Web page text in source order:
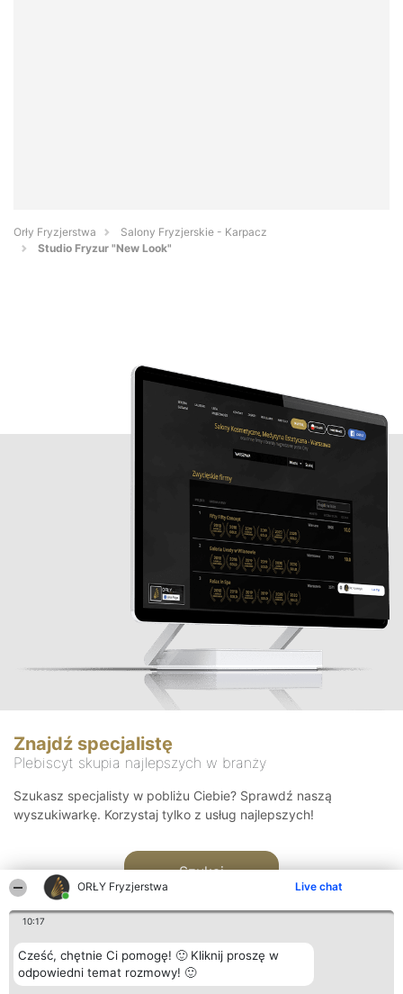
ORŁY Fryzjerstwa Live chat
10:17
Cześć, chętnie Ci pomogę! 🙂 Kliknij proszę w
odpowiedni temat rozmowy! 🙂
Orły Fryzjerstwa
Salony Fryzjerskie - Karpacz
Studio Fryzur "New Look"
Znajdź specjalistę
Plebiscyt skupia najlepszych w branży
Szukasz specjalisty w pobliżu Ciebie? Sprawdź naszą
wyszukiwarkę. Korzystaj tylko z usług najlepszych!
Szukaj